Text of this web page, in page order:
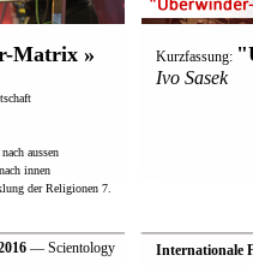
Matrix »
aussen
innen
der Religionen 7.
Kurzfassung:
Ivo Sasek
— Scientology Internationale